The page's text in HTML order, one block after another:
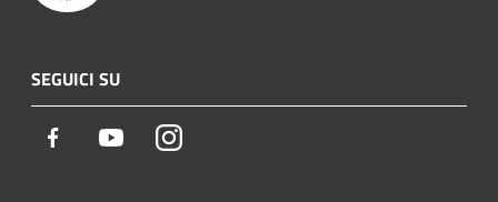
SEGUICI SU
Facebook YoutubeInstagram